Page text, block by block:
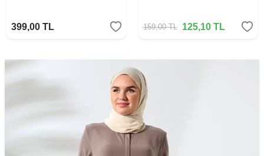
399,00 TL 159,00TL 125,10TL